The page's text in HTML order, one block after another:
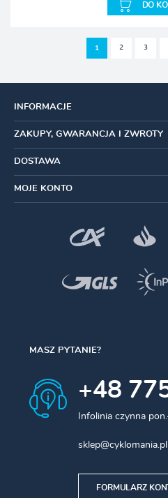
DO
1 2 3
INFORMACJE
ZAKUPY, GWARANCJA I ZWROTY
DOSTAWA
MOJE KONTO
MASZ PYTANIE?
+48
Infolinia czynna
sklep@cyklomania.pl
FORMULARZ